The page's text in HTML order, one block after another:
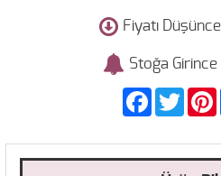
Fiyatı
Stoğa
FacebookTwitter